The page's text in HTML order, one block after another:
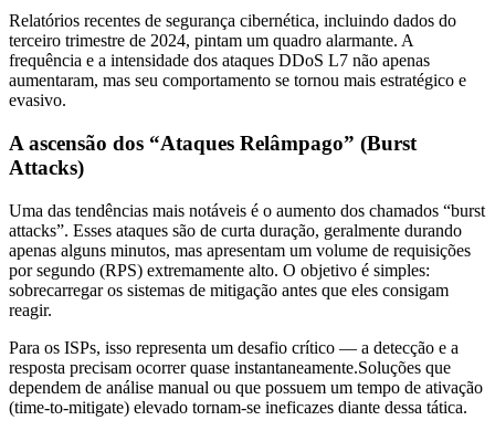
Relatórios recentes de segurança cibernética, incluindo dados do
terceiro trimestre de 2024, pintam um quadro alarmante. A
frequência e a intensidade dos ataques DDoS L7 não apenas
aumentaram, mas seu comportamento se tornou mais estratégico e
evasivo.
A ascensão dos “Ataques Relâmpago” (Burst
Attacks)
Uma das tendências mais notáveis é o aumento dos chamados “burst
attacks”. Esses ataques são de curta duração, geralmente durando
apenas alguns minutos, mas apresentam um volume de requisições
por segundo (RPS) extremamente alto. O objetivo é simples:
sobrecarregar os sistemas de mitigação antes que eles consigam
reagir.
Para os ISPs, isso representa um desafio crítico — a detecção e a
resposta precisam ocorrer quase instantaneamente.Soluções que
dependem de análise manual ou que possuem um tempo de ativação
(time-to-mitigate) elevado tornam-se ineficazes diante dessa tática.